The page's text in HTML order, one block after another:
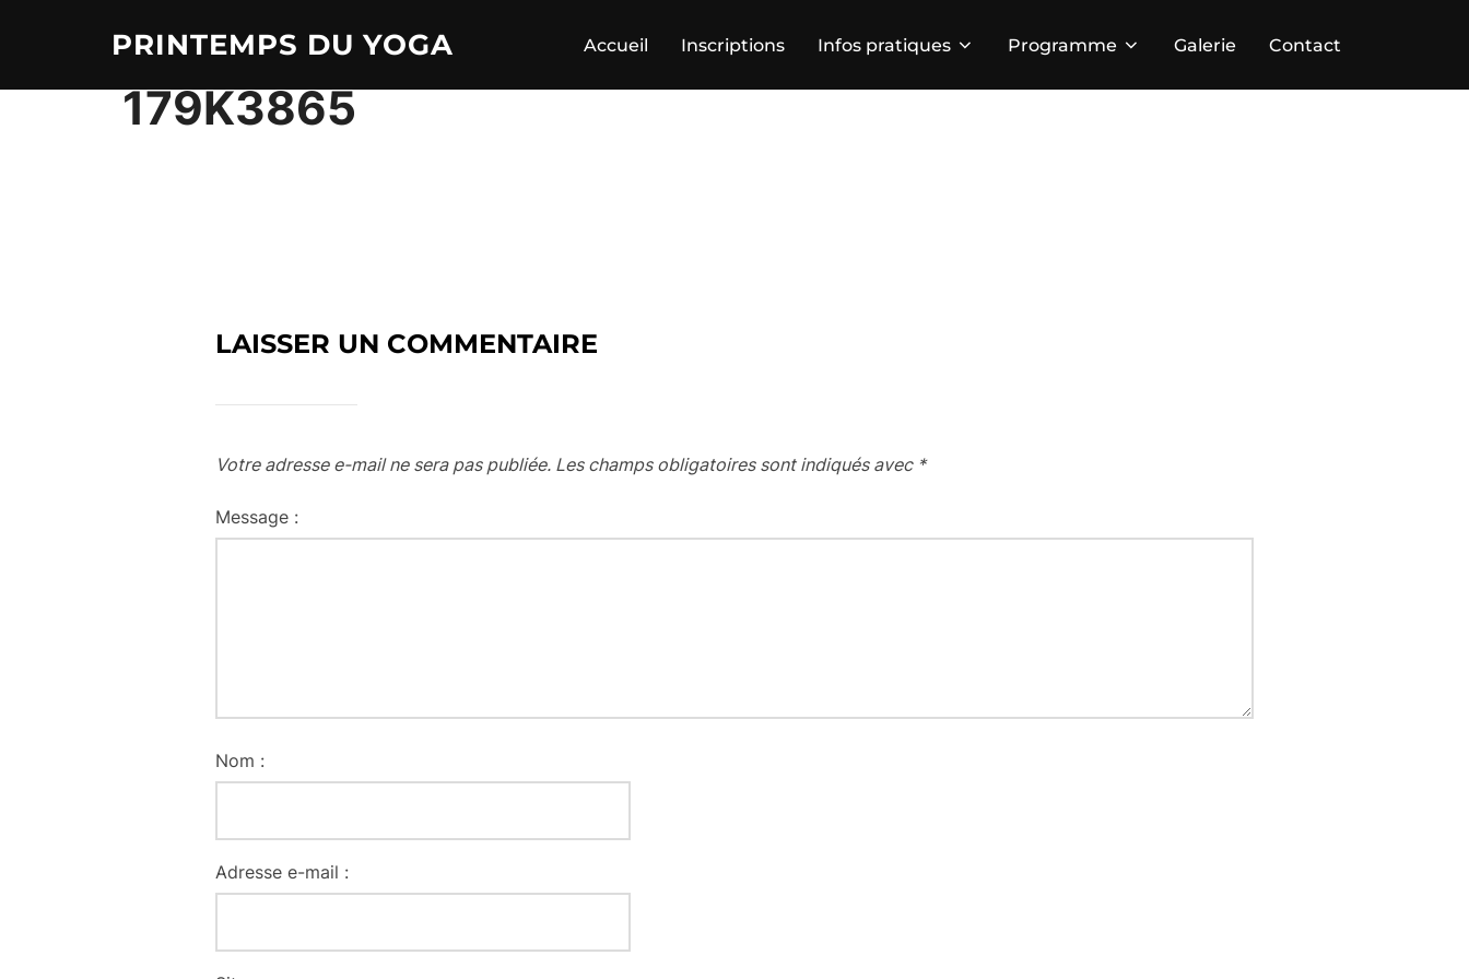
PRINTEMPS DU YOGA Accueil Inscriptions Infos pratiques Programme Galerie Contact
179K3865
LAISSER UN COMMENTAIRE
Votre adresse e-mail ne sera pas publiée. Les champs obligatoires sont indiqués avec *
Message :
Nom :
Adresse e-mail :